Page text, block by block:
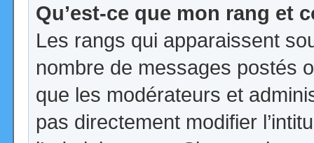
Qu’est-ce que mon rang et
Les rangs qui apparaissent
nombre de messages postés
que les modérateurs et
pas directement modifier